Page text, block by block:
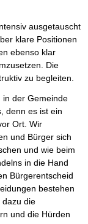
ausgetauscht
klare Positionen
ebenso klar
Die
zu begleiten.
in der Gemeinde
denn es ist ein
Ort. Wir
und Bürger sich
und wie beim
in die Hand
Bürgerentscheid
bestehen
dazu die
und die Hürden